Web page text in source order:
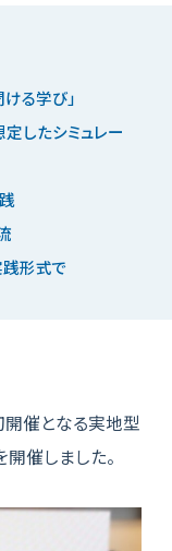
る学び」
したシミュレー
形式で
催となる実地型
催しました。